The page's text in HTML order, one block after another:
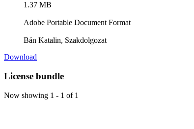
1.37 MB
Adobe Portable Document Format
Bán Katalin, Szakdolgozat
Download
License bundle
Now showing 1 - 1 of 1